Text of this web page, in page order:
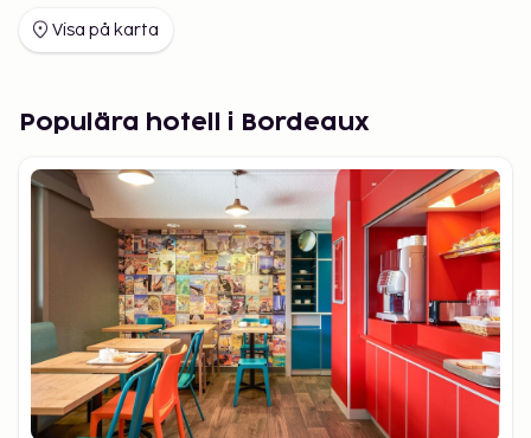
du själv hur du vill resa och hur länge du vill stanna –
friheten är din.
I Bordeaux finns något för alla. Promenera över
Place de la Bourse, ta en cykeltur längs floden eller
besök Cité du Vin – stadens moderna vinmuseum.
För en lugnare dag, slå dig ner på en uteservering
med en kaffe och se livet passera. Bordeaux är en
stad för dig som vill resa långsamt, men uppleva
mycket.
Visa på karta
Populära hotell i Bordeaux